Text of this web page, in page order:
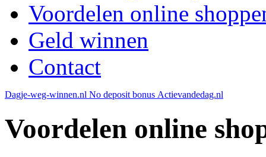
Voordelen online
Geld winnen
Contact
Dagje-weg-winnen.nl No deposit bonus Actievandedag.nl
Voordelen online